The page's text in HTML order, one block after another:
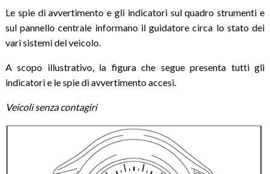
Le spie di avvertimento e gli indicatori sul quadro strumenti e
sul pannello centrale informano il guidatore circa lo stato dei
vari sistemi del veicolo.
A scopo illustrativo, la figura che segue presenta tutti gli
indicatori e le spie di avvertimento accesi.
Veicoli senza contagiri